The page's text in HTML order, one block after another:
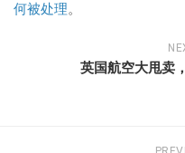
何被处理。
英国航空大甩卖